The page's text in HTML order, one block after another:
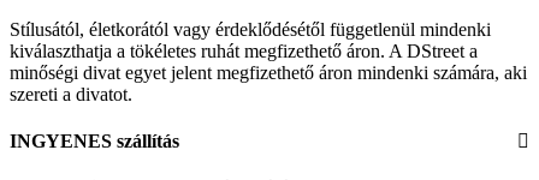
Stílusától, életkorától vagy érdeklődésétől függetlenül mindenki
kiválaszthatja a tökéletes ruhát megfizethető áron. A DStreet a
minőségi divat egyet jelent megfizethető áron mindenki számára, aki
szereti a divatot.
INGYENES szállítás